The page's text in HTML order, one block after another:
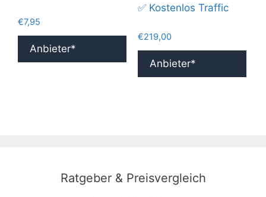
€7,95
Anbieter*
✅ Kostenlos Traffic
€219,00
Anbieter*
Ratgeber & Preisvergleich